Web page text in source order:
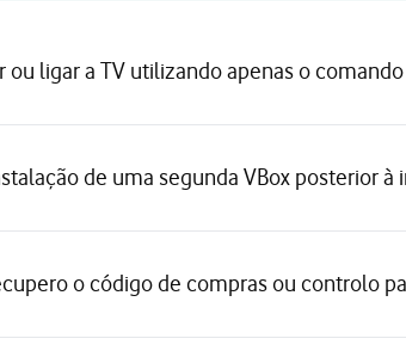
ou ligar a TV utilizando apenas o comando
de uma segunda VBox posterior à
o código de compras ou controlo